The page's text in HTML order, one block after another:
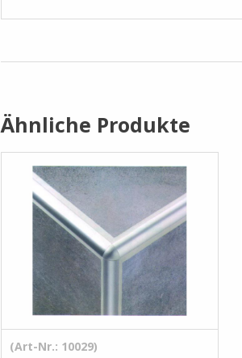
Ähnliche Produkte
(Art-Nr.: 10029)